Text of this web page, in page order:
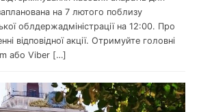
на 7 лютого поблизу
облдержадміністрації на 12:00. Про
відповідної акції. Отримуйте головні
або Viber […]